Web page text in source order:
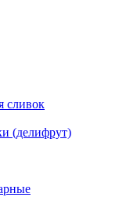
сливок
(делифрут)